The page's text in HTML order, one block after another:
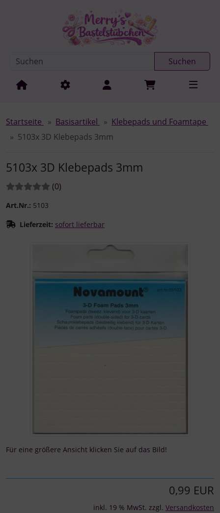
Springe zur Navigation
Suchen
Startseite Basisartikel
Klebepads und Foamtape
5103x 3D Klebepads 3mm
5103x 3D Klebepads 3mm
Bewertungen:
(0Bewertungen
)
Art.Nr.: 5103
Lieferzeit: sofort lieferbar
Wenn mehr als ein Produktbild existiert, können Sie die
Für eine größere Ansicht klicken Sie auf das Bild!
0,99 EUR
inkl. 19 % MwSt. zzgl. Versandkosten